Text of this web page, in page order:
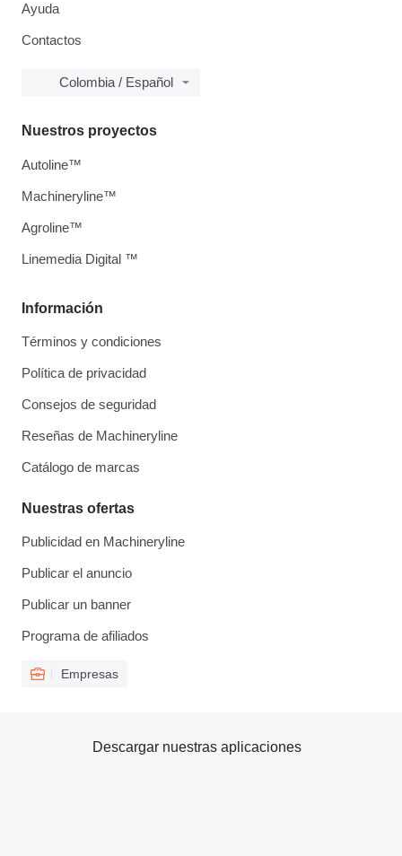
Ayuda
Contactos
Colombia / Español
Información
Términos y condiciones
Política de privacidad
Consejos de seguridad
Reseñas de Machineryline
Catálogo de marcas
Nuestras ofertas
Publicidad en Machineryline
Publicar el anuncio
Publicar un banner
Programa de afiliados
Empresas
Nuestros proyectos
Autoline™
Machineryline™
Agroline™
Linemedia Digital ™
Descargar nuestras aplicaciones